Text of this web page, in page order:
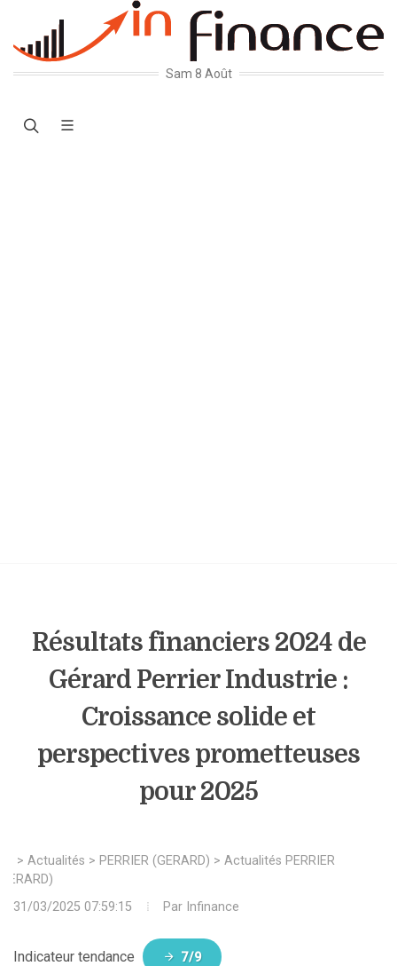
Sam 8 Août
Résultats financiers 2024 de
Gérard Perrier Industrie :
Croissance solide et
perspectives prometteuses
pour 2025
> Actualités > PERRIER (GERARD) > Actualités PERRIER
31/03/2025 07:59:15
Par Infinance
Indicateur tendance 7/9